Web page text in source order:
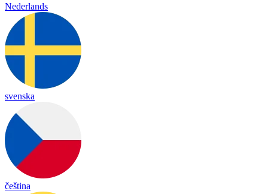
Nederlands
svenska
čeština